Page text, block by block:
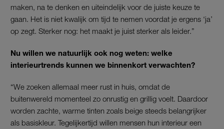
maken, na te denken en uiteindelijk voor de juiste keuze te
gaan. Het is niet kwalijk om tijd te nemen voordat je ergens ‘ja’
op zegt. Sterker nog: het maakt je juist sterker als leider.”
Nu willen we natuurlijk ook nog weten: welke
interieurtrends kunnen we binnenkort verwachten?
“We zoeken allemaal meer rust in huis, omdat de
buitenwereld momenteel zo onrustig en grillig voelt. Daardoor
worden zachte, warme tinten zoals beige steeds belangrijker
als basiskleur. Tegelijkertijd willen mensen hun interieur een